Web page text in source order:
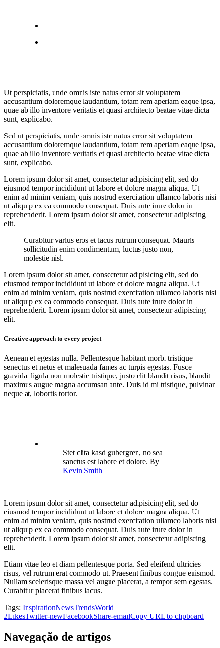
Ut perspiciatis, unde omnis iste natus error sit voluptatem
accusantium doloremque laudantium, totam rem aperiam eaque ipsa,
quae ab illo inventore veritatis et quasi architecto beatae vitae dicta
sunt, explicabo.
Sed ut perspiciatis, unde omnis iste natus error sit voluptatem
accusantium doloremque laudantium, totam rem aperiam eaque ipsa,
quae ab illo inventore veritatis et quasi architecto beatae vitae dicta
sunt, explicabo.
Lorem ipsum dolor sit amet, consectetur adipisicing elit, sed do
eiusmod tempor incididunt ut labore et dolore magna aliqua. Ut
enim ad minim veniam, quis nostrud exercitation ullamco laboris nisi
ut aliquip ex ea commodo consequat. Duis aute irure dolor in
reprehenderit. Lorem ipsum dolor sit amet, consectetur adipiscing
elit.
Curabitur varius eros et lacus rutrum consequat. Mauris
sollicitudin enim condimentum, luctus justo non,
molestie nisl.
Lorem ipsum dolor sit amet, consectetur adipisicing elit, sed do
eiusmod tempor incididunt ut labore et dolore magna aliqua. Ut
enim ad minim veniam, quis nostrud exercitation ullamco laboris nisi
ut aliquip ex ea commodo consequat. Duis aute irure dolor in
reprehenderit. Lorem ipsum dolor sit amet, consectetur adipiscing
elit.
Creative approach to every project
Aenean et egestas nulla. Pellentesque habitant morbi tristique
senectus et netus et malesuada fames ac turpis egestas. Fusce
gravida, ligula non molestie tristique, justo elit blandit risus, blandit
maximus augue magna accumsan ante. Duis id mi tristique, pulvinar
neque at, lobortis tortor.
Stet clita kasd gubergren, no sea
sanctus est labore et dolore. By
Kevin Smith
Lorem ipsum dolor sit amet, consectetur adipisicing elit, sed do
eiusmod tempor incididunt ut labore et dolore magna aliqua. Ut
enim ad minim veniam, quis nostrud exercitation ullamco laboris nisi
ut aliquip ex ea commodo consequat. Duis aute irure dolor in
reprehenderit. Lorem ipsum dolor sit amet, consectetur adipiscing
elit.
Etiam vitae leo et diam pellentesque porta. Sed eleifend ultricies
risus, vel rutrum erat commodo ut. Praesent finibus congue euismod.
Nullam scelerisque massa vel augue placerat, a tempor sem egestas.
Curabitur placerat finibus lacus.
Tags: InspirationNewsTrendsWorld
2LikesTwitter-newFacebookShare-emailCopy URL to clipboard
Navegação de artigos